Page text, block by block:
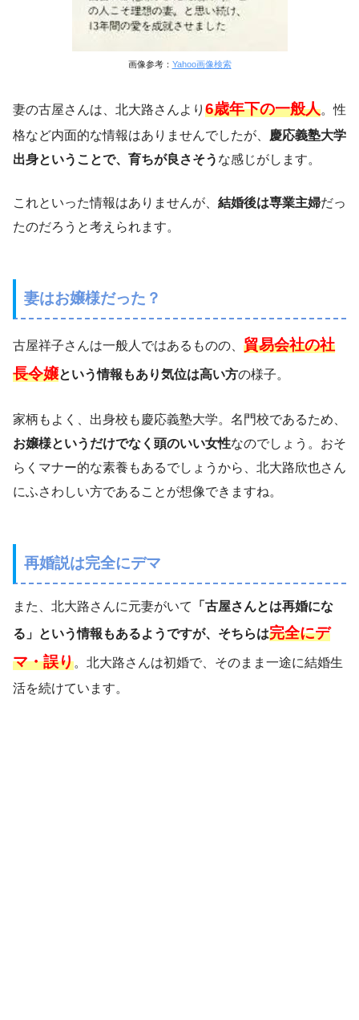
画像参考： Yahoo画像検索
妻の古屋さんは、北大路さんより 6歳年下の一般人。性
格など内面的な情報はありませんでしたが、
慶応義塾大学
出身ということで、育ちが良さそう な感じがします。
これといった情報はありませんが、 結婚後は専業主婦だっ
たのだろうと考えられます。
妻はお嬢様だった？
古屋祥子さんは一般人ではあるものの、 貿易会社の社
長令嬢という情報もあり気位は高い方の様子。
家柄もよく、出身校も慶応義塾大学。名門校であるため、
お嬢様というだけでなく頭のいい女性なのでしょう。おそ
らくマナー的な素養もあるでしょうから、北大路欣也さん
にふさわしい方であることが想像できますね。
再婚説は完全にデマ
また、北大路さんに元妻がいて
「古屋さんとは再婚にな
る」という情報もあるようですが、そちらは完全にデ
マ・誤り。北大路さんは初婚で、そのまま一途に結婚生
活を続けています。